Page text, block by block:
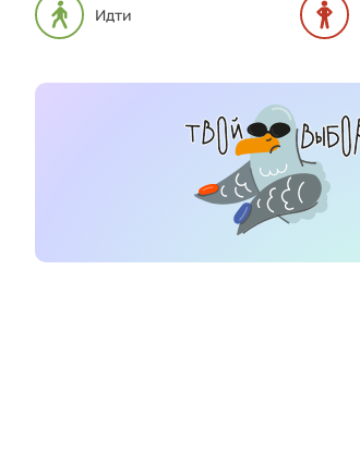
Идти